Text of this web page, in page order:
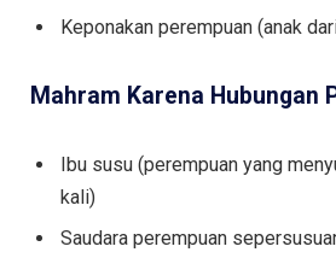
Keponakan perempuan (anak
Mahram Karena Hubungan
Ibu susu (perempuan yang
kali)
Saudara perempuan